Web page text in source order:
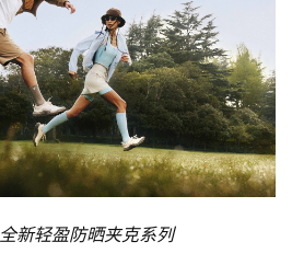
全新轻盈防晒夹克系列